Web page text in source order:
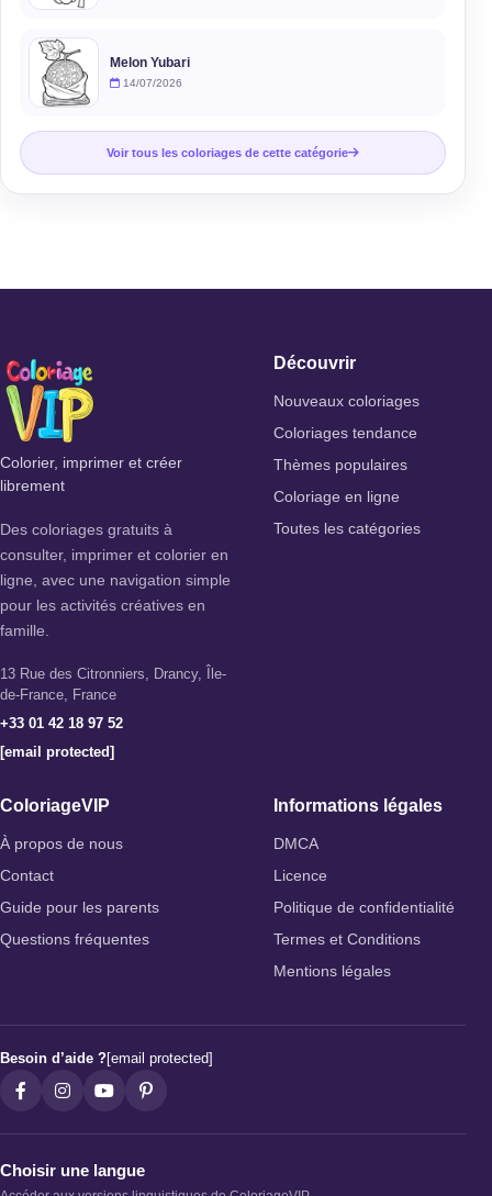
Melon Yubari
14/07/2026
Voir tous les coloriages de cette catégorie
Colorier, imprimer et créer
librement
Des coloriages gratuits à
consulter, imprimer et colorier en
ligne, avec une navigation simple
pour les activités créatives en
famille.
13 Rue des Citronniers, Drancy, Île-
de-France, France
+33 01 42 18 97 52
[email protected]
Découvrir
Nouveaux coloriages
Coloriages tendance
Thèmes populaires
Coloriage en ligne
Toutes les catégories
ColoriageVIP
À propos de nous
Contact
Guide pour les parents
Questions fréquentes
Informations légales
DMCA
Licence
Politique de confidentialité
Termes et Conditions
Mentions légales
Besoin d’aide ?[email protected]
Choisir une langue